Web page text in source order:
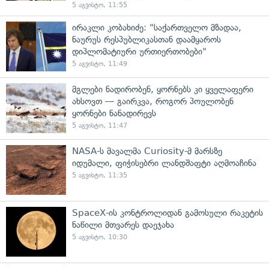
5 აგვისტო, 11:55
ირაკლი კობახიძე: "საქართველო მზადაა,
ნაურუს რესპუბლიკასთან დაამყაროს
დიპლომატიური ურთიერთობები"
5 აგვისტო, 11:49
მგლები ნადირობენ, ყორნებს კი ყველაფერი
ახსოვთ — გაირკვა, როგორ პოულობენ
ყორნები ნანადირევს
5 აგვისტო, 11:47
NASA-ს მავალმა Curiosity-მ მარსზე
იდუმალი, ფიჭისებრი ლანდშაფტი აღმოაჩინა
5 აგვისტო, 11:35
SpaceX-ის კონტროლიდან გამოსული რაკეტის
ნაწილი მთვარეს დაეჯახა
5 აგვისტო, 10:30